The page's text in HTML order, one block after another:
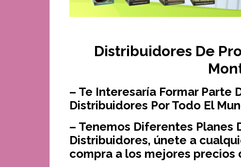
Distribuidores De
– Te Interesaría Formar Parte
Distribuidores Por Todo El
– Tenemos Diferentes Planes
Distribuidores, únete a
compra a los mejores precios